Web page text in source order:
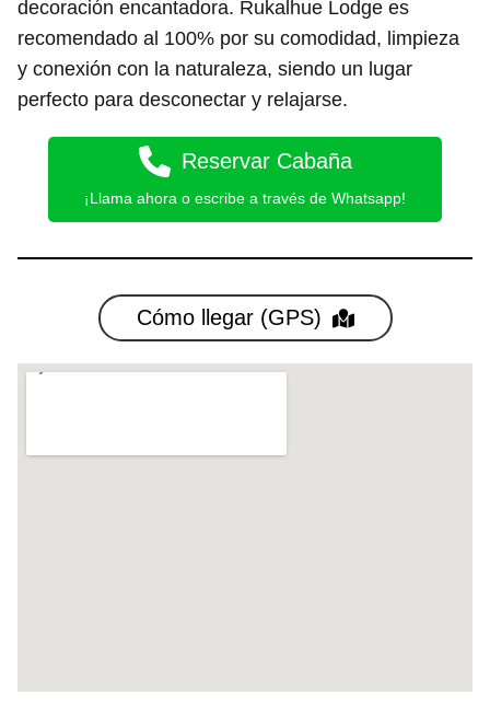
decoración encantadora. Rukalhue Lodge es
recomendado al 100% por su comodidad, limpieza
y conexión con la naturaleza, siendo un lugar
perfecto para desconectar y relajarse.
Reservar Cabaña
¡Llama ahora o escribe a través de Whatsapp!
Cómo llegar (GPS)